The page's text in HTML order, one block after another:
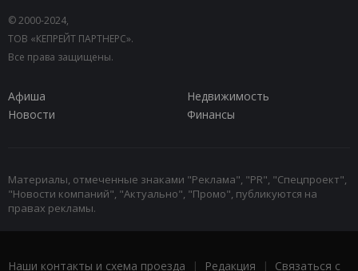
© 2000-2024,
ТОВ «КЕПРЕЙТ ПАРТНЕРС».
Все права защищены.
Афиша
Недвижимость
Новости
Финансы
Материалы, отмеченные знаками "Реклама", "PR", "Спецпроект",
"Новости компаний", "Актуально", "Промо", публикуются на
правах рекламы.
Наши контакты и схема проезда | Редакция | Связаться с